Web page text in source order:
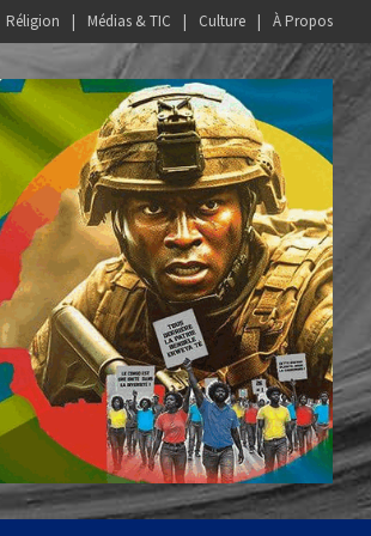
Réligion Médias & TIC Culture À Propos